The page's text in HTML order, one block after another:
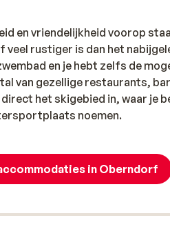
en vriendelijkheid voorop
rustiger is dan het
en je hebt zelfs de
van gezellige restaurants,
het skigebied in, waar je
noemen.
in Oberndorf